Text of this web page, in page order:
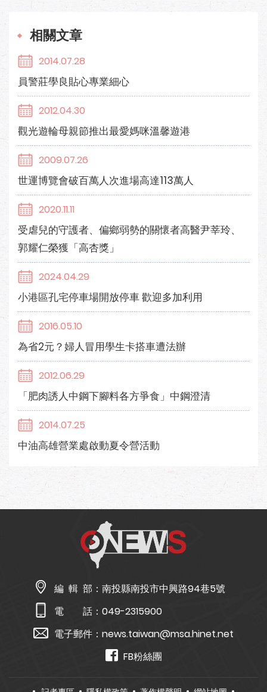
相關文章
2014.07.28
員警莊學良貼心專業細心
2012.04.30
觀光遊輪母親節推出最愛媽咪溫馨遊港
2009.07.26
世運博覽會破百萬人次進場高達113萬人
2020.11.11
受虐兒的守護者、偏鄉弱勢的關懷者高醫尹莘玲、
郭耀仁榮獲「高杏獎」
2024.04.29
小港區孔宅停車場開放停車 歡迎多加利用
2016.05.10
為省2元？婦人冒用學生卡搭車遭法辦
2012.06.29
「肥肉誘人中鋼下腳料各方爭食」中鋼澄清
2014.07.25
中油高雄營業處啟動夏令營活動
編 輯 部： 南投縣南投市中興路94巷5號
電 話： 049-2315900
電子郵件： news.taiwan@msa.hinet.net
FB粉絲團